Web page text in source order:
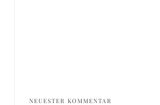
NEUESTER KOMMENTAR